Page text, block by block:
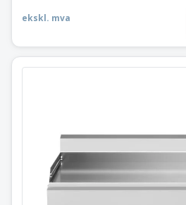
ekskl. mva